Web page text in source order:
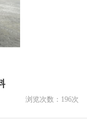
浏览次数： 196次